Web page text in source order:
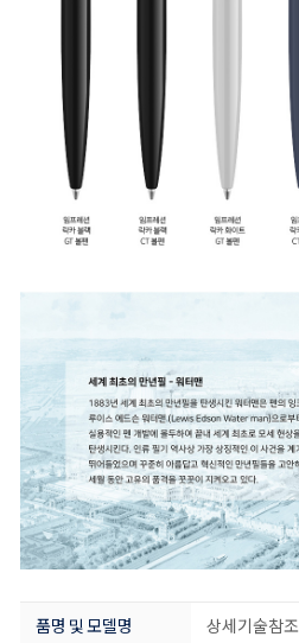
품명 및 모델명 상세기술참조